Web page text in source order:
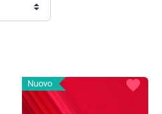
Nuovo favorite